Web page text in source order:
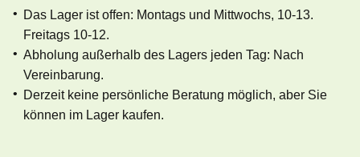
Das Lager ist offen: Montags und Mittwochs, 10-13.
Freitags 10-12.
Abholung außerhalb des Lagers jeden Tag: Nach
Vereinbarung.
Derzeit keine persönliche Beratung möglich, aber Sie
können im Lager kaufen.